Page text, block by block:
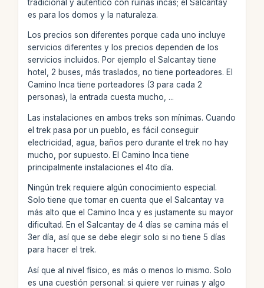
tradicional y auténtico con ruinas incas; el Salcantay
es para los domos y la naturaleza.
Los precios son diferentes porque cada uno incluye
servicios diferentes y los precios dependen de los
servicios incluidos. Por ejemplo el Salcantay tiene
hotel, 2 buses, más traslados, no tiene porteadores. El
Camino Inca tiene porteadores (3 para cada 2
personas), la entrada cuesta mucho, ...
Las instalaciones en ambos treks son mínimas. Cuando
el trek pasa por un pueblo, es fácil conseguir
electricidad, agua, baños pero durante el trek no hay
mucho, por supuesto. El Camino Inca tiene
principalmente instalaciones el 4to día.
Ningún trek requiere algún conocimiento especial.
Solo tiene que tomar en cuenta que el Salcantay va
más alto que el Camino Inca y es justamente su mayor
dificultad. En el Salcantay de 4 días se camina más el
3er día, así que se debe elegir solo si no tiene 5 días
para hacer el trek.
Así que al nivel físico, es más o menos lo mismo. Solo
es una cuestión personal: si quiere ver ruinas y algo